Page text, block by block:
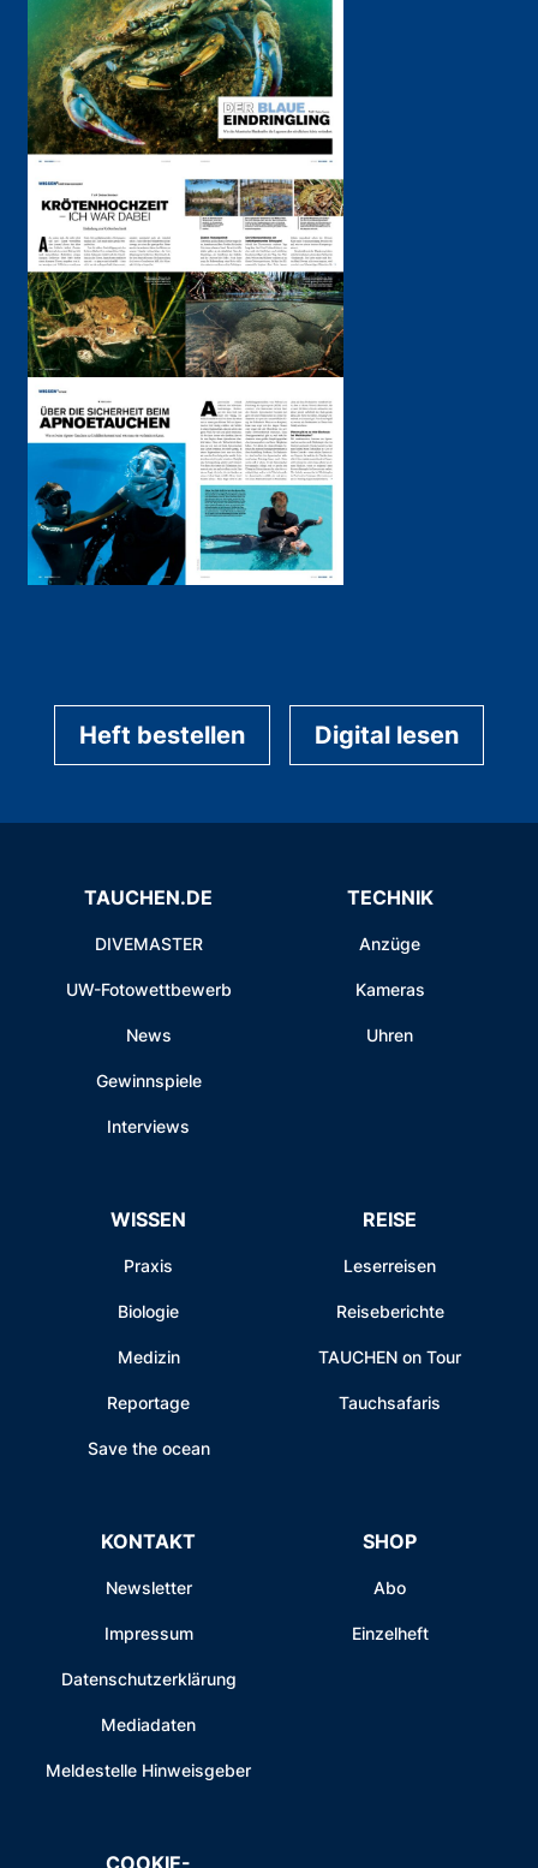
Heft bestellen Digital lesen
TAUCHEN.DE
DIVEMASTER
UW-Fotowettbewerb
News
Gewinnspiele
Interviews
TECHNIK
Anzüge
Kameras
Uhren
WISSEN
Praxis
Biologie
Medizin
Reportage
Save the ocean
REISE
Leserreisen
Reiseberichte
TAUCHEN on Tour
Tauchsafaris
KONTAKT
Newsletter
Impressum
Datenschutzerklärung
Mediadaten
Meldestelle Hinweisgeber
SHOP
Abo
Einzelheft
COOKIE-